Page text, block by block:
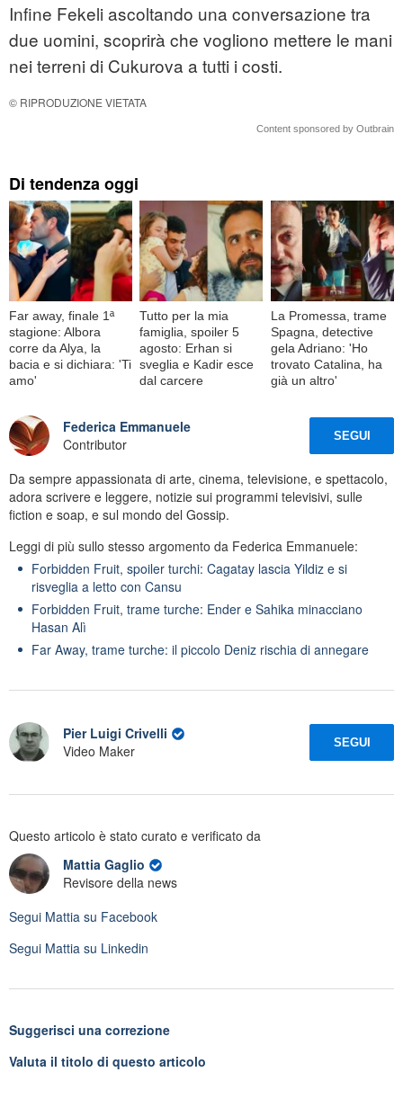
Infine Fekeli ascoltando una conversazione tra
due uomini, scoprirà che vogliono mettere le mani
nei terreni di Cukurova a tutti i costi.
© RIPRODUZIONE VIETATA
Content sponsored by Outbrain
Di tendenza oggi
Far away, finale 1ª
stagione: Albora
corre da Alya, la
bacia e si dichiara: 'Ti
amo'
Tutto per la mia
famiglia, spoiler 5
agosto: Erhan si
sveglia e Kadir esce
dal carcere
La Promessa, trame
Spagna, detective
gela Adriano: 'Ho
trovato Catalina, ha
già un altro'
Federica Emmanuele
Contributor
SEGUI
Da sempre appassionata di arte, cinema, televisione, e spettacolo,
adora scrivere e leggere, notizie sui programmi televisivi, sulle
fiction e soap, e sul mondo del Gossip.
Leggi di più sullo stesso argomento da Federica Emmanuele:
Forbidden Fruit, spoiler turchi: Cagatay lascia Yildiz e si
risveglia a letto con Cansu
Forbidden Fruit, trame turche: Ender e Sahika minacciano
Hasan Alì
Far Away, trame turche: il piccolo Deniz rischia di annegare
Pier Luigi Crivelli
Video Maker
SEGUI
Questo articolo è stato curato e verificato da
Mattia Gaglio
Revisore della news
Segui Mattia su Facebook
Segui Mattia su Linkedin
Suggerisci una correzione
Valuta il titolo di questo articolo